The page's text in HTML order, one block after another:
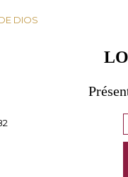
DIOS